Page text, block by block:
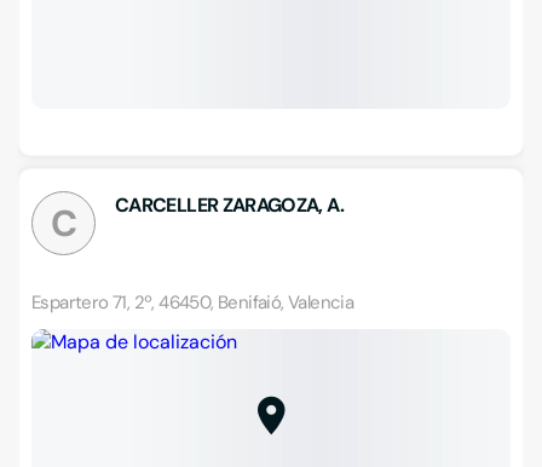
C CARCELLER ZARAGOZA, A.
Espartero 71, 2º, 46450, Benifaió, Valencia